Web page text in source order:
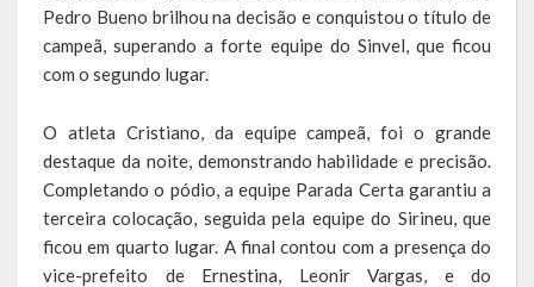
Agricultura
Fazenda
Saúde
Serviços Oferecidos pela Secretaria de Saúde
Serviços Urbanos
Pedro Bueno brilhou na decisão e conquistou o título de
campeã, superando a forte equipe do Sinvel, que ficou
com o segundo lugar.
O atleta Cristiano, da equipe campeã, foi o grande
destaque da noite, demonstrando habilidade e precisão.
Completando o pódio, a equipe Parada Certa garantiu a
terceira colocação, seguida pela equipe do Sirineu, que
ficou em quarto lugar. A final contou com a presença do
vice-prefeito de Ernestina, Leonir Vargas, e do